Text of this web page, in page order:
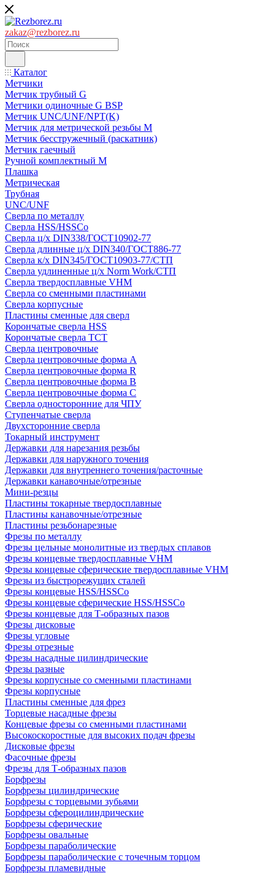
zakaz@rezborez.ru
Каталог
Метчики
Метчик трубный G
Метчики одиночные G BSP
Метчик UNC/UNF/NPT(K)
Метчик для метрической резьбы M
Метчик бесстружечный (раскатник)
Метчик гаечный
Ручной комплектный M
Плашка
Метрическая
Трубная
UNC/UNF
Сверла по металлу
Сверла HSS/HSSCo
Сверла ц/х DIN338/ГОСТ10902-77
Сверла длинные ц/х DIN340/ГОСТ886-77
Сверла к/х DIN345/ГОСТ10903-77/СТП
Сверла удлиненные ц/х Norm Work/СТП
Сверла твердосплавные VHM
Сверла со сменными пластинами
Сверла корпусные
Пластины сменные для сверл
Корончатые сверла HSS
Корончатые сверла TCT
Сверла центровочные
Сверла центровочные форма A
Сверла центровочные форма R
Сверла центровочные форма B
Сверла центровочные форма C
Сверла односторонние для ЧПУ
Ступенчатые сверла
Двухсторонние сверла
Токарный инструмент
Державки для нарезания резьбы
Державки для наружного точения
Державки для внутреннего точения/расточные
Державки канавочные/отрезные
Мини-резцы
Пластины токарные твердосплавные
Пластины канавочные/отрезные
Пластины резьбонарезные
Фрезы по металлу
Фрезы цельные монолитные из твердых сплавов
Фрезы концевые твердосплавные VHM
Фрезы концевые сферические твердосплавные VHM
Фрезы из быстрорежущих сталей
Фрезы концевые HSS/HSSCo
Фрезы концевые сферические HSS/HSSCo
Фрезы концевые для Т-образных пазов
Фрезы дисковые
Фрезы угловые
Фрезы отрезные
Фрезы насадные цилиндрические
Фрезы разные
Фрезы корпусные со сменными пластинами
Фрезы корпусные
Пластины сменные для фрез
Торцевые насадные фрезы
Концевые фрезы со сменными пластинами
Высокоскоростные для высоких подач фрезы
Дисковые фрезы
Фасочные фрезы
Фрезы для Т-образных пазов
Борфрезы
Борфрезы цилиндрические
Борфрезы с торцевыми зубьями
Борфрезы сфероцилиндрические
Борфрезы сферические
Борфрезы овальные
Борфрезы параболические
Борфрезы параболические с точечным торцом
Борфрезы пламевидные